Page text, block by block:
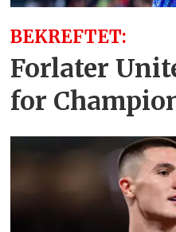
BEKREFTET:
Forlater
for